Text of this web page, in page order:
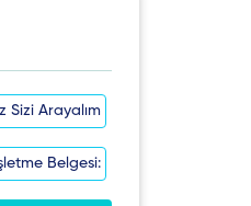
Sizi Arayalım
Belgesi: